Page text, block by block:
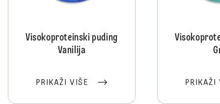
Visokoproteinski puding
Vanilija
PRIKAŽI VIŠE PRIKAŽI